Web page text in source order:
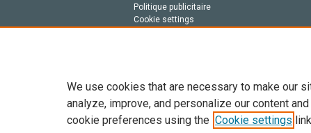
Politique publicitaire
Cookie settings
Tout le contenu de ce site: Copyright © 2026
We use cookies that are necessary to make our
analyze, improve, and personalize our content
cookie preferences using the Cookie settings